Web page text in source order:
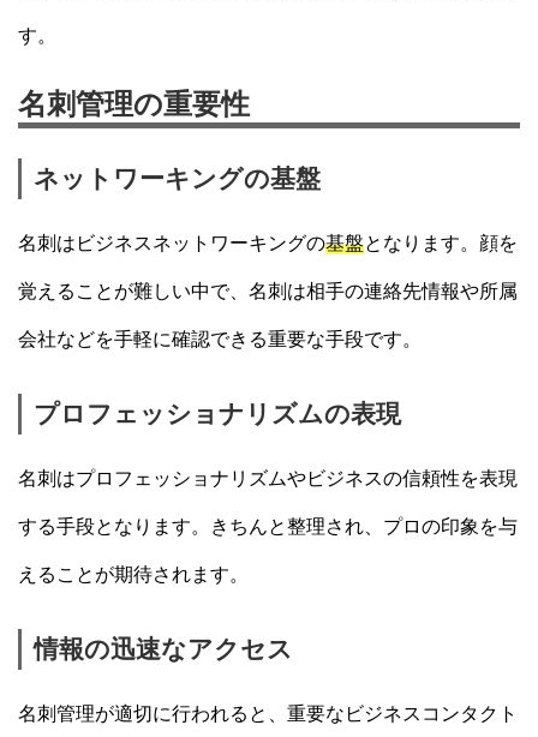
す。
名刺管理の重要性
ネットワーキングの基盤
名刺はビジネスネットワーキングの基盤となります。顔を
覚えることが難しい中で、名刺は相手の連絡先情報や所属
会社などを手軽に確認できる重要な手段です。
プロフェッショナリズムの表現
名刺はプロフェッショナリズムやビジネスの信頼性を表現
する手段となります。きちんと整理され、プロの印象を与
えることが期待されます。
情報の迅速なアクセス
名刺管理が適切に行われると、重要なビジネスコンタクト